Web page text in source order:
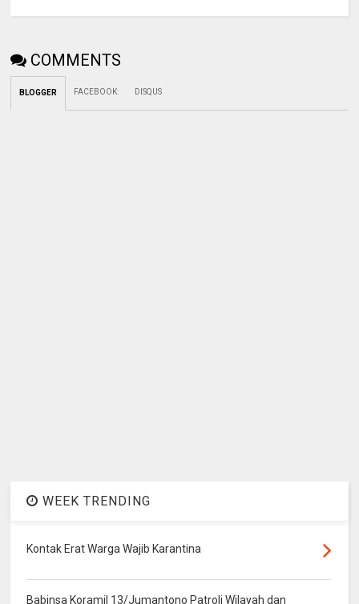
COMMENTS
BLOGGER FACEBOOK: DISQUS
WEEK TRENDING
Kontak Erat Warga Wajib Karantina
Babinsa Koramil 13/Jumantono Patroli Wilayah dan